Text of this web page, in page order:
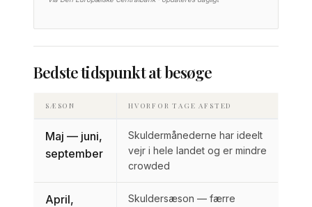
Bedste tidspunkt at besøge
SÆSON HVORFOR TAGE AFSTED
Maj — juni,
september
Skuldermånederne har ideelt
vejr i hele landet og er mindre
crowded
April,
Skuldersæson — færre